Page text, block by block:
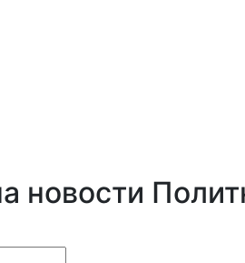
новости